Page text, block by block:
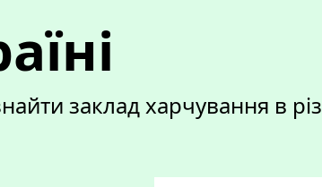
заклад харчування в